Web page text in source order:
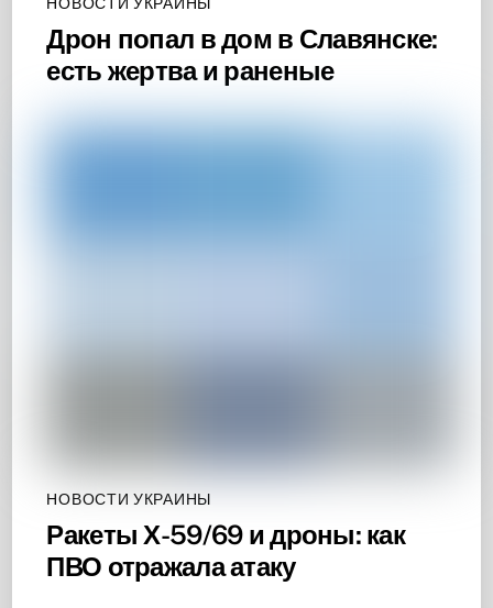
НОВОСТИ УКРАИНЫ
Дрон попал в дом в Славянске:
есть жертва и раненые
НОВОСТИ УКРАИНЫ
Ракеты Х-59/69 и дроны: как
ПВО отражала атаку